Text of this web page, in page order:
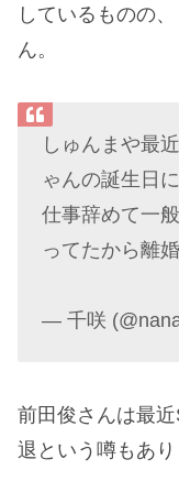
しているものの
ん。
しゅんまや最
ゃんの誕生日
仕事辞めて一
ってたから離
— 千咲
前田俊さんは最
退という噂もあり